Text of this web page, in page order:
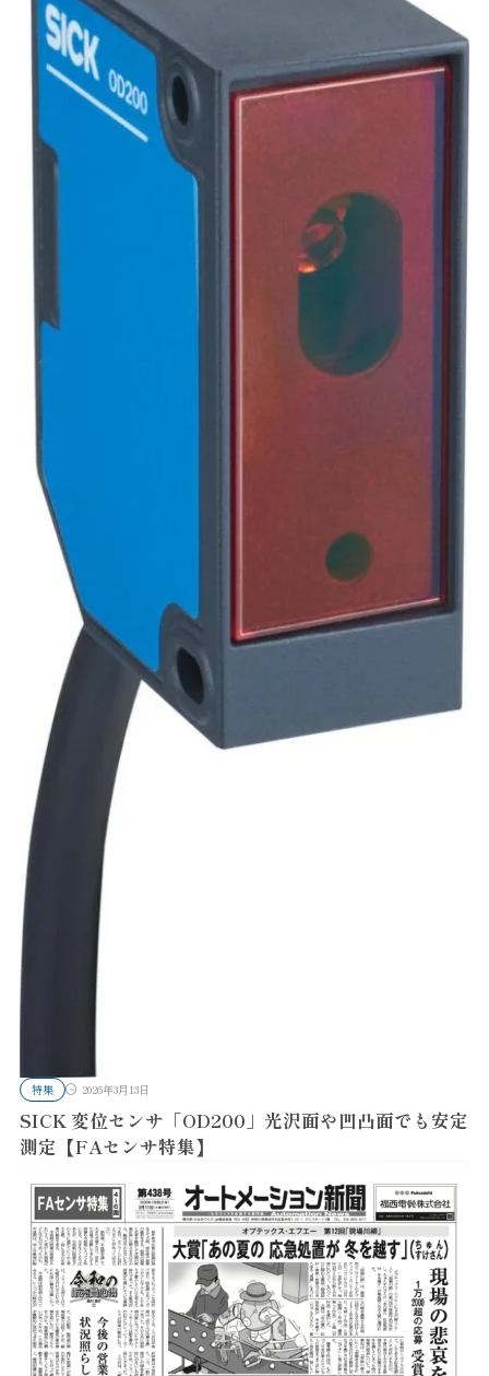
特集 2026年3月13日
SICK 変位センサ「OD200」光沢面や凹凸面でも安定
測定【FAセンサ特集】